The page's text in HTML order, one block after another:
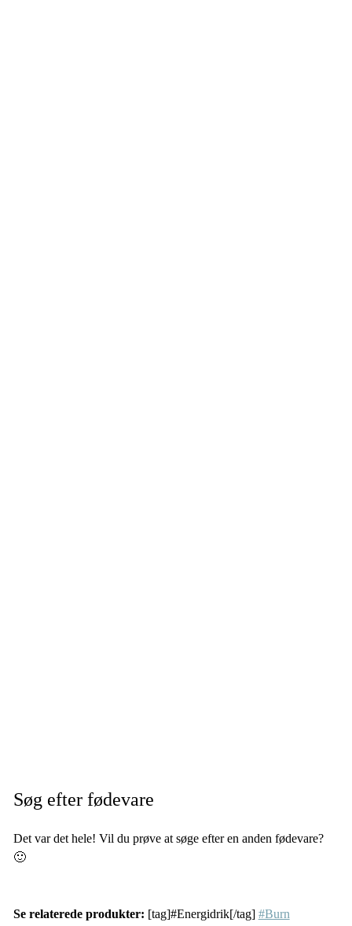
Søg efter fødevare
Det var det hele! Vil du prøve at søge efter en anden fødevare?
🙂
Se relaterede produkter: [tag]#Energidrik[/tag] #Burn